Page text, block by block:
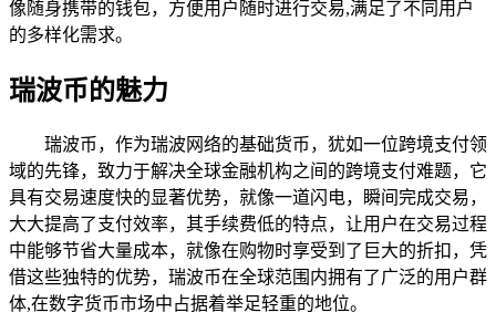
像随身携带的钱包，方便用户随时进行交易,满足了不同用户
的多样化需求。
瑞波币的魅力
瑞波币，作为瑞波网络的基础货币，犹如一位跨境支付领
域的先锋，致力于解决全球金融机构之间的跨境支付难题，它
具有交易速度快的显著优势，就像一道闪电，瞬间完成交易，
大大提高了支付效率，其手续费低的特点，让用户在交易过程
中能够节省大量成本，就像在购物时享受到了巨大的折扣，凭
借这些独特的优势，瑞波币在全球范围内拥有了广泛的用户群
体,在数字货币市场中占据着举足轻重的地位。